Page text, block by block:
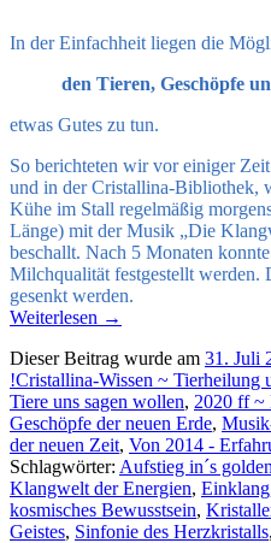
In der Einfachheit liegen die
den Tieren, Geschöpfe
etwas Gutes zu tun.
So berichteten wir vor einiger
und in der Cristallina-Bibliothek,
Kühe im Stall regelmäßig
Länge) mit der Musik „Die
beschallt. Nach 5 Monaten
Milchqualität festgestellt werden.
gesenkt werden.
Weiterlesen →
Dieser Beitrag wurde am 31. Juli
!Cristallina-Wissen ~ Tierheilung
Tiere uns sagen wollen, 2020 ff ~
Geschöpfe der neuen Erde,
der neuen Zeit, Von 2014 -
Schlagwörter: Aufstieg in´s
Klangwelt der Energien, Einklang
kosmisches Bewusstsein,
Geistes, Sinfonie des Herzkristalls,